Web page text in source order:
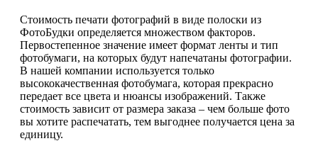
Стоимость печати фотографий в виде полоски из
ФотоБудки определяется множеством факторов.
Первостепенное значение имеет формат ленты и тип
фотобумаги, на которых будут напечатаны фотографии.
В нашей компании используется только
высококачественная фотобумага, которая прекрасно
передает все цвета и нюансы изображений. Также
стоимость зависит от размера заказа – чем больше фото
вы хотите распечатать, тем выгоднее получается цена за
единицу.